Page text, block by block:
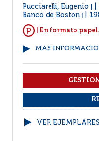
Pucciarelli, Eugenio
Banco de Boston
| En formato papel.
MÁS
VER EJEMPLARES